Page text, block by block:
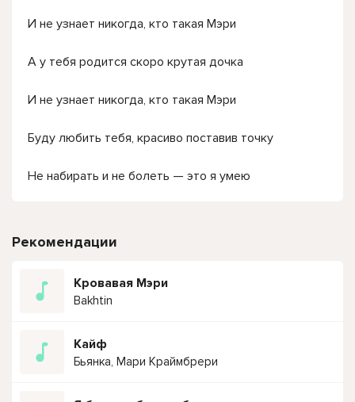
И не узнает никогда, кто такая Мэри
А у тебя родится скоро крутая дочка
И не узнает никогда, кто такая Мэри
Буду любить тебя, красиво поставив точку
Не набирать и не болеть — это я умею
Рекомендации
Кровавая Мэри
Bakhtin
Кайф
Бьянка, Мари Краймбрери